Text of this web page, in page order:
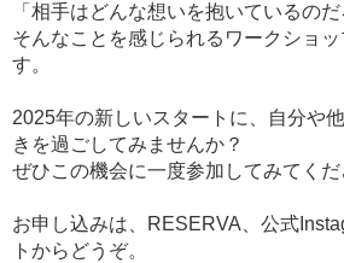
「相手はどんな想いを抱いているのだ
そんなことを感じられるワークショ
す。
2025年の新しいスタートに、自分や
きを過ごしてみませんか？
ぜひこの機会に一度参加してみてくだ
お申し込みは、RESERVA、公式
トからどうぞ。